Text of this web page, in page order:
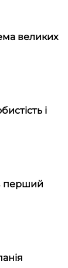
великих
і
перший